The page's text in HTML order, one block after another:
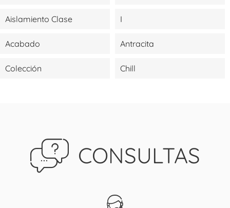
Aislamiento Clase I
Acabado Antracita
Colección Chill
CONSULTAS